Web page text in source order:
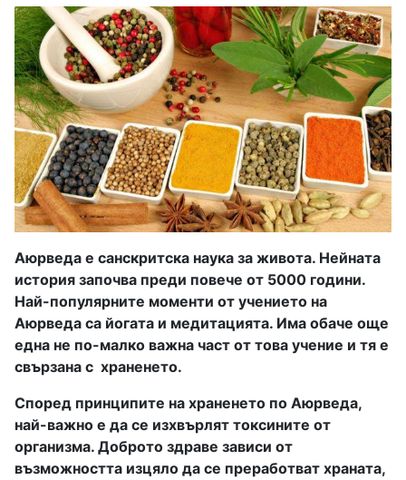
Аюрведа е санскритска наука за живота. Нейната
история започва преди повече от 5000 години.
Най-популярните моменти от учението на
Аюрведа са йогата и медитацията. Има обаче още
една не по-малко важна част от това учение и тя е
свързана с храненето.
Според принципите на храненето по Аюрведа,
най-важно е да се изхвърлят токсините от
организма. Доброто здраве зависи от
възможността изцяло да се преработват храната,